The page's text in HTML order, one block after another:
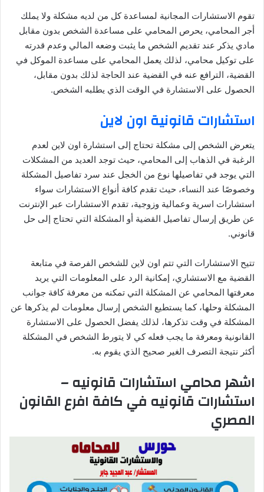
تقوم الاستشارات المجانية لمساعدة كل من لديه مشكلة ولا يملك
أجر المحامي، يحرص المحامي على مساعدة الشخص بدون مقابل
مادي يذكر عند تقديم الشخص ما يثبت وضعه المالي وعدم قدرته
على توكيل محامي، لذلك يعمل المحامي على مساعدة الموكل في
القضية، الترافع عنه في القضية عند الحاجة لذلك بدون مقابل،
الحصول على الاستشارة في الوقت الذي يطلبه الشخص.
استشارات قانونية اون لاين
يتعرض الشخص إلى مشكلة تحتاج إلى استشارة اون لاين لعدم
الرغبة في الذهاب إلى المحامي، حيث توجد العديد من المشكلات
التي يوجد في تفاصيلها نوع من الخجل عند سرد تفاصيل المشكلة
وخصوصًا عند النساء، حيث تقدم كافة أنواع الاستشارات سواء
استشارات اسرية وعمالية وزوجية، تقدم الاستشارات عبر الإنترنت
عن طريق إرسال تفاصيل القضية أو المشكلة التي تحتاج إلى حل
قانوني.
تتيح الاستشارات التي تتم اون لاين للشخص الفرصة في متابعة
القضية مع الاستشاري، إمكانية الرد على المعلومات التي يريد
معرفتها المحامي عن المشكلة التي تمكنه من معرفة كافة جوانب
المشكلة وحلها، كما يستطيع الشخص إرسال معلومات لم يذكرها عن
المشكلة في وقت تذكرها، لذلك يفضل الحصول على الاستشارة
القانونية ومعرفة ما يجب فعله كي لا يتورط الشخص في المشكلة
أكثر نتيجة التصرف الغير صحيح الذي يقوم به.
اشهر محامي استشارات قانونيه –
استشارات قانونيه في كافة افرع القانون
المصري